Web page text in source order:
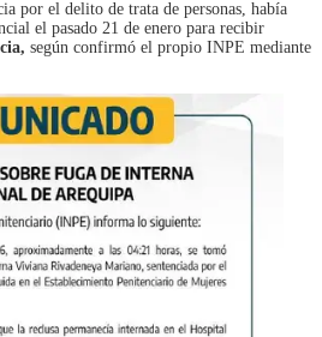
por el delito de trata de personas, había
el pasado 21 de enero para recibir
según confirmó el propio INPE mediante